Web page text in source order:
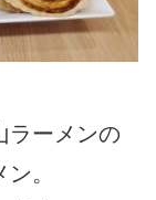
ラーメンの
。